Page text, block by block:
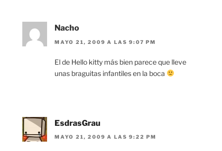
Nacho
MAYO 21, 2009 A LAS 9:07 PM
El de Hello kitty más bien parece que lleve
unas braguitas infantiles en la boca
EsdrasGrau
MAYO 21, 2009 A LAS 9:22 PM